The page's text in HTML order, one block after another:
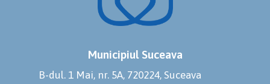
Municipiul Suceava
B-dul. 1 Mai, nr. 5A, 720224, Suceava